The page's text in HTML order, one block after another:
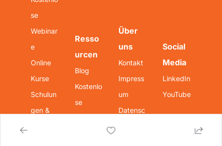
se
Webinar
e
Online
Kurse
Schulun
gen &
Resso
urcen
Blog
Kostenlo
se
Über
uns
Kontakt
Impress
um
Datensc
Social
Media
LinkedIn
YouTube